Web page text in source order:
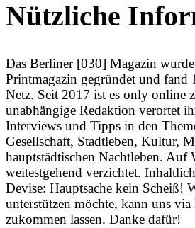
Nützliche
Das Berliner [030] Magazin
Printmagazin gegründet und fand
Netz. Seit 2017 ist es only online
unabhängige Redaktion verortet
Interviews und Tipps in den
Gesellschaft, Stadtleben, Kultur,
hauptstädtischen Nachtleben. Auf
weitestgehend verzichtet.
Devise: Hauptsache kein Scheiß!
unterstützen möchte, kann uns via
zukommen lassen. Danke dafür!